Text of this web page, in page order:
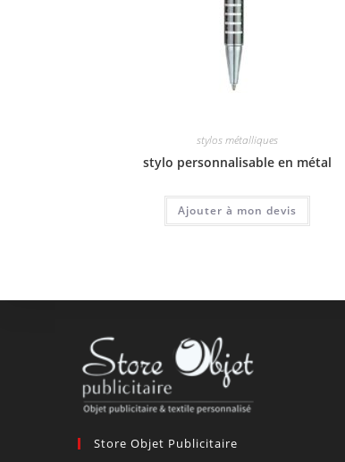
stylos métalliques
stylo personnalisable en métal
Ajouter à mon devis
Store Objet Publicitaire